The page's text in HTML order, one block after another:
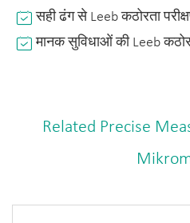
सही ढंग से Leeb कठोरता परीक्षण
मानक सुविधाओं की Leeb
Related Precise